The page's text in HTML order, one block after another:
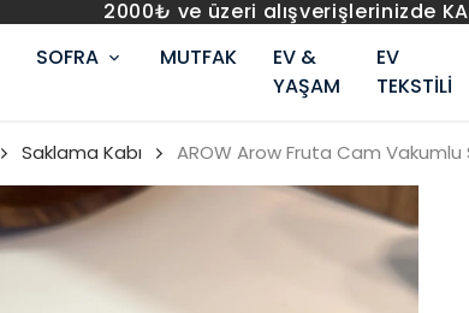
2000₺ ve üzeri alışverişlerinizde
SOFRA MUTFAK
EV &
YAŞAM
EV
TEKSTİLİ
Saklama Kabı AROW Arow Fruta Cam Vakumlu